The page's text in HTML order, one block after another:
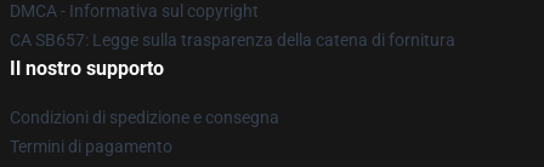
DMCA - Informativa sul copyright
CA SB657: Legge sulla trasparenza della catena di fornitura
Il nostro supporto
Condizioni di spedizione e consegna
Termini di pagamento